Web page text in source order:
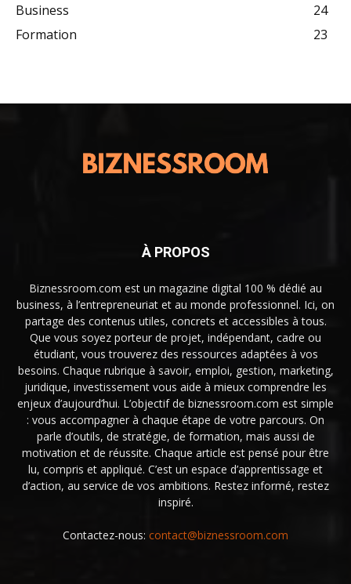
Business
24
Formation
23
À PROPOS
Biznessroom.com est un magazine digital 100 % dédié au
business, à l’entrepreneuriat et au monde professionnel. Ici, on
partage des contenus utiles, concrets et accessibles à tous.
Que vous soyez porteur de projet, indépendant, cadre ou
étudiant, vous trouverez des ressources adaptées à vos
besoins. Chaque rubrique à savoir, emploi, gestion, marketing,
juridique, investissement vous aide à mieux comprendre les
enjeux d’aujourd’hui. L’objectif de biznessroom.com est simple
: vous accompagner à chaque étape de votre parcours. On
parle d’outils, de stratégie, de formation, mais aussi de
motivation et de réussite. Chaque article est pensé pour être
lu, compris et appliqué. C’est un espace d’apprentissage et
d’action, au service de vos ambitions. Restez informé, restez
inspiré.
Contactez-nous: contact@biznessroom.com